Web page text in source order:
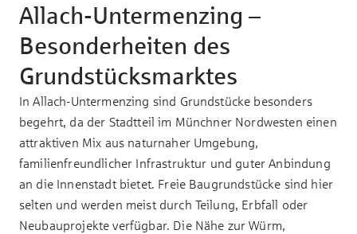
Allach-Untermenzing –
Besonderheiten des
Grundstücksmarktes
In Allach-Untermenzing sind Grundstücke besonders
begehrt, da der Stadtteil im Münchner Nordwesten einen
attraktiven Mix aus naturnaher Umgebung,
familienfreundlicher Infrastruktur und guter Anbindung
an die Innenstadt bietet. Freie Baugrundstücke sind hier
selten und werden meist durch Teilung, Erbfall oder
Neubauprojekte verfügbar. Die Nähe zur Würm,